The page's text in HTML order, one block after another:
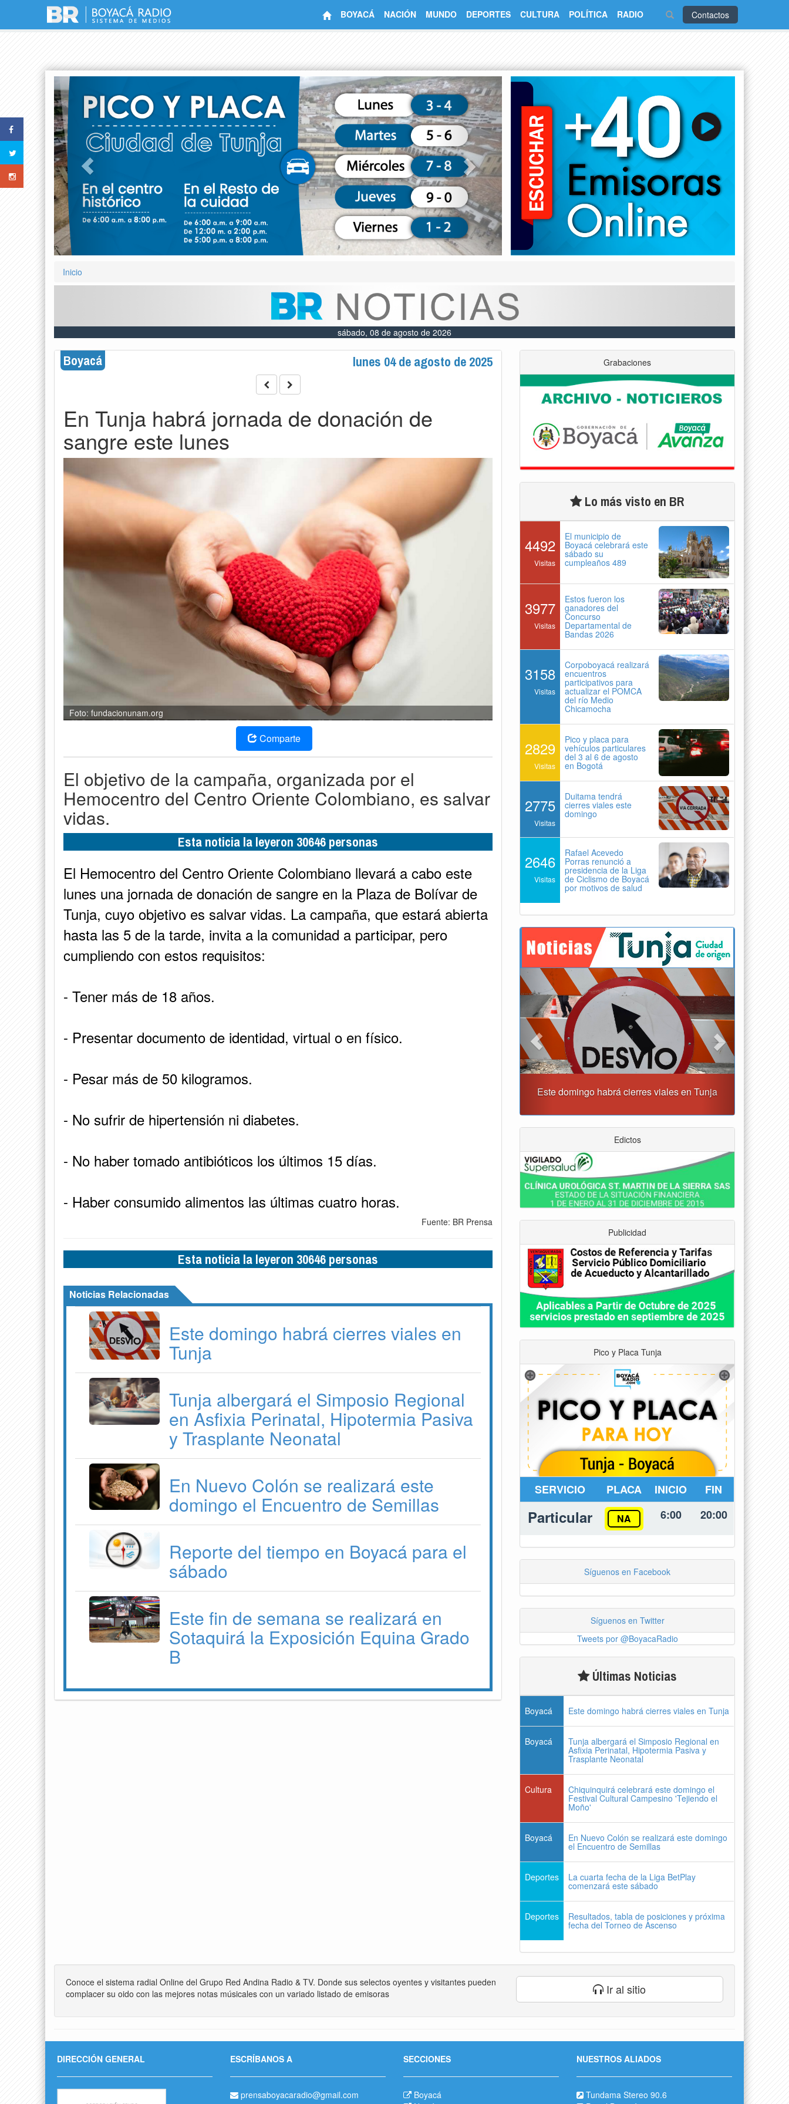
Contactos
BOYACÁ NACIÓN MUNDO DEPORTES CULTURA POLÍTICA RADIO
Next
Inicio
sábado, 08 de agosto de 2026
Boyacá lunes 04 de agosto de 2025
En Tunja habrá jornada de donación de
sangre este lunes
Foto: fundacionunam.org
Comparte
El objetivo de la campaña, organizada por el
Hemocentro del Centro Oriente Colombiano, es salvar
vidas.
Esta noticia la leyeron 30646 personas
El Hemocentro del Centro Oriente Colombiano llevará a cabo este
lunes una jornada de donación de sangre en la Plaza de Bolívar de
Tunja, cuyo objetivo es salvar vidas. La campaña, que estará abierta
hasta las 5 de la tarde, invita a la comunidad a participar, pero
cumpliendo con estos requisitos:
- Tener más de 18 años.
- Presentar documento de identidad, virtual o en físico.
- Pesar más de 50 kilogramos.
- No sufrir de hipertensión ni diabetes.
- No haber tomado antibióticos los últimos 15 días.
- Haber consumido alimentos las últimas cuatro horas.
Fuente: BR Prensa
Esta noticia la leyeron 30646 personas
Noticias Relacionadas
Este domingo habrá cierres viales en
Tunja
Tunja albergará el Simposio Regional
en Asfixia Perinatal, Hipotermia Pasiva
y Trasplante Neonatal
En Nuevo Colón se realizará este
domingo el Encuentro de Semillas
Reporte del tiempo en Boyacá para el
sábado
Este fin de semana se realizará en
Sotaquirá la Exposición Equina Grado
B
Grabaciones
Lo más visto en BR
4492
Visitas
El municipio de
Boyacá celebrará este
sábado su
cumpleaños 489
3977
Visitas
Estos fueron los
ganadores del
Concurso
Departamental de
Bandas 2026
3158
Visitas
Corpoboyacá realizará
encuentros
participativos para
actualizar el POMCA
del río Medio
Chicamocha
2829
Visitas
Pico y placa para
vehículos particulares
del 3 al 6 de agosto
en Bogotá
2775
Visitas
Duitama tendrá
cierres viales este
domingo
2646
Visitas
Rafael Acevedo
Porras renunció a
presidencia de la Liga
de Ciclismo de Boyacá
por motivos de salud
Tunja albergará el Simposio Regional en Asfixia
Previous Next
Edictos
Publicidad
Pico y Placa Tunja
SERVICIO PLACA INICIO FIN
Particular NA 6:00 20:00
Síguenos en Facebook
Síguenos en Twitter
Tweets por @BoyacaRadio
Últimas Noticias
Boyacá Este domingo habrá cierres viales en Tunja
Boyacá Tunja albergará el Simposio Regional en
Asfixia Perinatal, Hipotermia Pasiva y
Trasplante Neonatal
Cultura Chiquinquirá celebrará este domingo el
Festival Cultural Campesino 'Tejiendo el
Moño'
Boyacá En Nuevo Colón se realizará este domingo
el Encuentro de Semillas
Deportes La cuarta fecha de la Liga BetPlay
comenzará este sábado
Deportes Resultados, tabla de posiciones y próxima
fecha del Torneo de Ascenso
Conoce el sistema radial Online del Grupo Red Andina Radio & TV. Donde sus selectos oyentes y visitantes pueden
complacer su oido con las mejores notas músicales con un variado listado de emisoras
Ir al sitio
DIRECCIÓN GENERAL ESCRÍBANOS A
prensaboyacaradio@gmail.com
SECCIONES
Boyacá
NUESTROS ALIADOS
Tundama Stereo 90.6